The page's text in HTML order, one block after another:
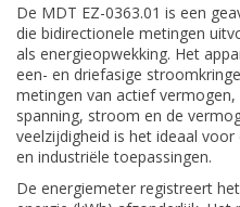
De MDT EZ-0363.01 is een
die bidirectionele metingen
als energieopwekking. Het
een- en driefasige
metingen van actief
spanning, stroom en de
veelzijdigheid is het ideaal
en industriële toepassingen.
De energiemeter registreert